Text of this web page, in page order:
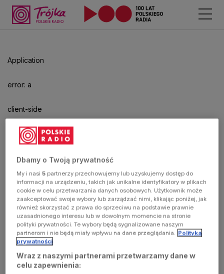
Application
error: a
client-side
exception
has
occurred
(see the
browser
console for
aby
odtwarzać.
Dbamy o Twoją prywatność
My i nasi5 partnerzy przechowujemy lub uzyskujemy dostęp do
informacji na urządzeniu, takich jak unikalne identyfikatory w plikach
cookie w celu przetwarzania danych osobowych. Użytkownik może
zaakceptować swoje wybory lub zarządzać nimi, klikając poniżej, jak
również skorzystać z prawa do sprzeciwu na podstawie prawnie
uzasadnionego interesu lub w dowolnym momencie na stronie
polityki prywatności. Te wybory będą sygnalizowane naszym
partnerom i nie będą miały wpływu na dane przeglądania. Polityka
prywatności
Wraz z naszymi partnerami przetwarzamy dane w
celu zapewnienia: